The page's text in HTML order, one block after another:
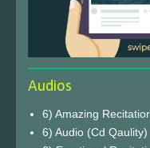
Audios
6) Amazing
6) Audio (Cd Qaulity)